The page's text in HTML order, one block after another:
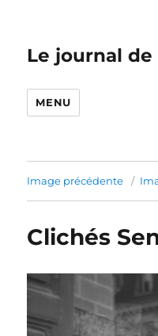
Le journal de
MENU
Image précédente
Clichés